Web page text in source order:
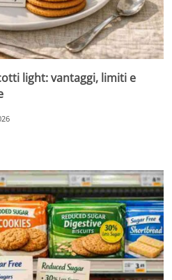
light: vantaggi, limiti e